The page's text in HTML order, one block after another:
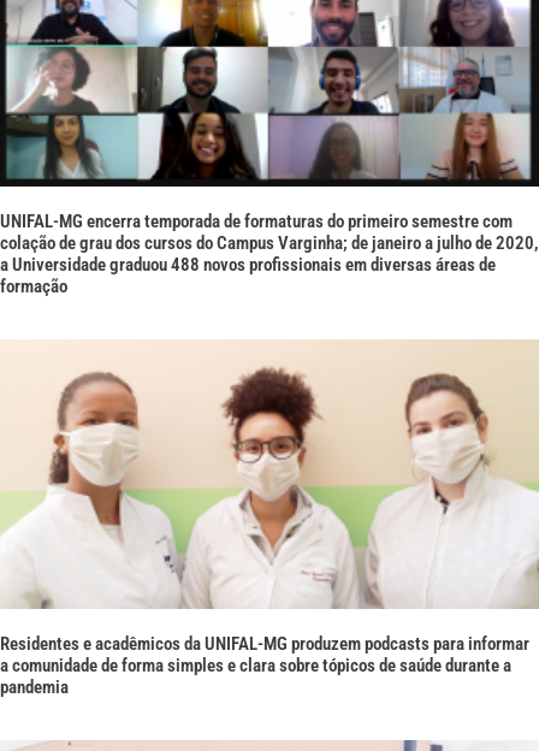
UNIFAL-MG encerra temporada de formaturas do primeiro semestre com
colação de grau dos cursos do Campus Varginha; de janeiro a julho de 2020,
a Universidade graduou 488 novos profissionais em diversas áreas de
formação
Residentes e acadêmicos da UNIFAL-MG produzem podcasts para informar
a comunidade de forma simples e clara sobre tópicos de saúde durante a
pandemia